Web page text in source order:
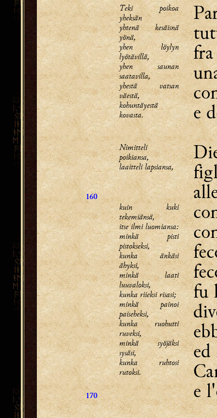
Teki poikoa
yheksän
yhtenä kesäisnä
yönä,
yhen löylyn
lyötävillä,
yhen saunan
saatavilla,
yhestä vatsan
väestä,
kohuntäyestä
kovasta.
e
160
Nimitteli
poikiansa,
laaitteli lapsiansa,
170
kuin kuki
tekemiänsä,
itse ilmi luomiansa:
minkä pisti
pistokseksi,
kunka änkäsi
ähyksi,
minkä laati
luuvaloksi,
kunka riieksi risasi;
minkä painoi
paiseheksi,
kunka ruohutti
ruveksi,
minkä syöjäksi
sysäsi,
kunka ruhtosi
rutoksi.
fu
e